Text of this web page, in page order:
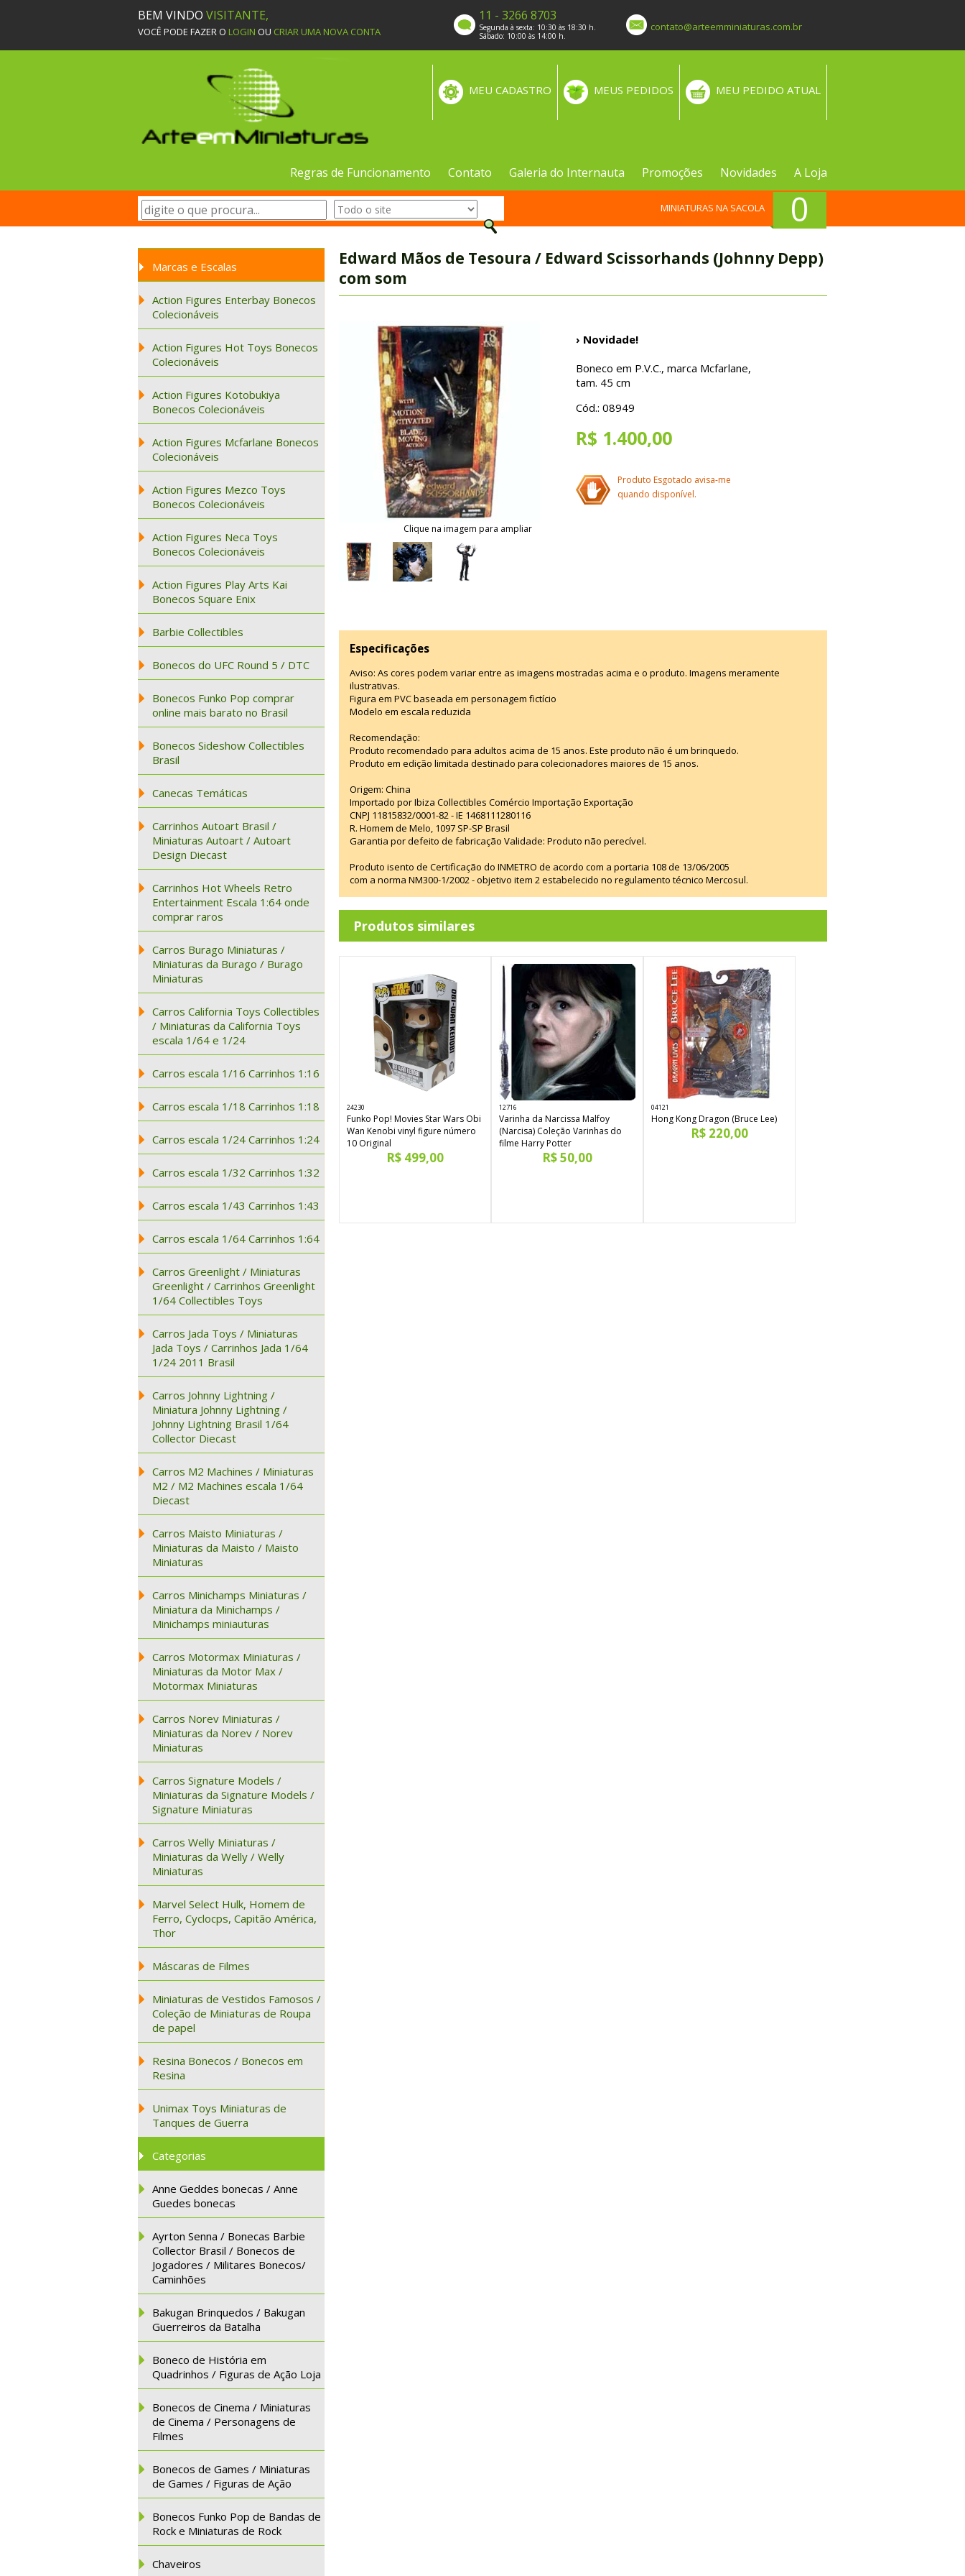
BEM VINDO VISITANTE,
VOCÊ PODE FAZER O LOGIN OU CRIAR UMA NOVA CONTA
11 - 3266 8703
Segunda à sexta: 10:30 às 18:30 h.
Sábado: 10:00 às 14:00 h.
contato@arteemminiaturas.com.br
MEU PEDIDO ATUAL
MEUS PEDIDOS
MEU CADASTRO
Regras de Funcionamento Contato Galeria do Internauta Promoções Novidades A Loja
0
MINIATURAS NA SACOLA
Marcas e Escalas
Action Figures Enterbay Bonecos
Colecionáveis
Action Figures Hot Toys Bonecos
Colecionáveis
Action Figures Kotobukiya
Bonecos Colecionáveis
Action Figures Mcfarlane Bonecos
Colecionáveis
Action Figures Mezco Toys
Bonecos Colecionáveis
Action Figures Neca Toys
Bonecos Colecionáveis
Action Figures Play Arts Kai
Bonecos Square Enix
Barbie Collectibles
Bonecos do UFC Round 5 / DTC
Bonecos Funko Pop comprar
online mais barato no Brasil
Bonecos Sideshow Collectibles
Brasil
Canecas Temáticas
Carrinhos Autoart Brasil /
Miniaturas Autoart / Autoart
Design Diecast
Carrinhos Hot Wheels Retro
Entertainment Escala 1:64 onde
comprar raros
Carros Burago Miniaturas /
Miniaturas da Burago / Burago
Miniaturas
Carros California Toys Collectibles
/ Miniaturas da California Toys
escala 1/64 e 1/24
Carros escala 1/16 Carrinhos 1:16
Carros escala 1/18 Carrinhos 1:18
Carros escala 1/24 Carrinhos 1:24
Carros escala 1/32 Carrinhos 1:32
Carros escala 1/43 Carrinhos 1:43
Carros escala 1/64 Carrinhos 1:64
Carros Greenlight / Miniaturas
Greenlight / Carrinhos Greenlight
1/64 Collectibles Toys
Carros Jada Toys / Miniaturas
Jada Toys / Carrinhos Jada 1/64
1/24 2011 Brasil
Carros Johnny Lightning /
Miniatura Johnny Lightning /
Johnny Lightning Brasil 1/64
Collector Diecast
Carros M2 Machines / Miniaturas
M2 / M2 Machines escala 1/64
Diecast
Carros Maisto Miniaturas /
Miniaturas da Maisto / Maisto
Miniaturas
Carros Minichamps Miniaturas /
Miniatura da Minichamps /
Minichamps miniauturas
Carros Motormax Miniaturas /
Miniaturas da Motor Max /
Motormax Miniaturas
Carros Norev Miniaturas /
Miniaturas da Norev / Norev
Miniaturas
Carros Signature Models /
Miniaturas da Signature Models /
Signature Miniaturas
Carros Welly Miniaturas /
Miniaturas da Welly / Welly
Miniaturas
Marvel Select Hulk, Homem de
Ferro, Cyclocps, Capitão América,
Thor
Máscaras de Filmes
Miniaturas de Vestidos Famosos /
Coleção de Miniaturas de Roupa
de papel
Resina Bonecos / Bonecos em
Resina
Unimax Toys Miniaturas de
Tanques de Guerra
Categorias
Anne Geddes bonecas / Anne
Guedes bonecas
Ayrton Senna / Bonecas Barbie
Collector Brasil / Bonecos de
Jogadores / Militares Bonecos/
Caminhões
Bakugan Brinquedos / Bakugan
Guerreiros da Batalha
Boneco de História em
Quadrinhos / Figuras de Ação Loja
Bonecos de Cinema / Miniaturas
de Cinema / Personagens de
Filmes
Bonecos de Games / Miniaturas
de Games / Figuras de Ação
Bonecos Funko Pop de Bandas de
Rock e Miniaturas de Rock
Chaveiros
Edward Mãos de Tesoura / Edward Scissorhands (Johnny Depp)
com som
Clique na imagem para ampliar
› Novidade!
Boneco em P.V.C., marca Mcfarlane,
tam. 45 cm
Cód.: 08949
R$ 1.400,00
Produto Esgotado avisa-me
quando disponível.
Especificações
Aviso: As cores podem variar entre as imagens mostradas acima e o produto. Imagens meramente
ilustrativas.
Figura em PVC baseada em personagem fictício
Modelo em escala reduzida
Recomendação:
Produto recomendado para adultos acima de 15 anos. Este produto não é um brinquedo.
Produto em edição limitada destinado para colecionadores maiores de 15 anos.
Origem: China
Importado por Ibiza Collectibles Comércio Importação Exportação
CNPJ 11815832/0001-82 - IE 1468111280116
R. Homem de Melo, 1097 SP-SP Brasil
Garantia por defeito de fabricação Validade: Produto não perecível.
Produto isento de Certificação do INMETRO de acordo com a portaria 108 de 13/06/2005
com a norma NM300-1/2002 - objetivo item 2 estabelecido no regulamento técnico Mercosul.
Produtos similares
24230
Funko Pop! Movies Star Wars Obi
Wan Kenobi vinyl figure número
10 Original
R$ 499,00
12716
Varinha da Narcissa Malfoy
(Narcisa) Coleção Varinhas do
filme Harry Potter
R$ 50,00
04121
Hong Kong Dragon (Bruce Lee)
R$ 220,00